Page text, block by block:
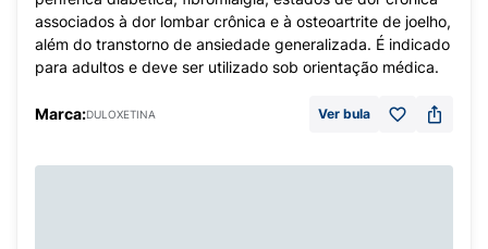
associados à dor lombar crônica e à osteoartrite de joelho,
além do transtorno de ansiedade generalizada. É indicado
para adultos e deve ser utilizado sob orientação médica.
Marca:DULOXETINA Ver bula